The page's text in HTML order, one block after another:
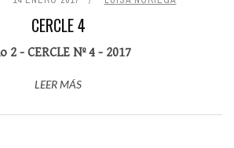
CERCLE 4
2 - CERCLE Nº 4 - 2017
LEER MÁS